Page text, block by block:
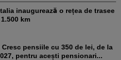
km
pentru acești pensionari...